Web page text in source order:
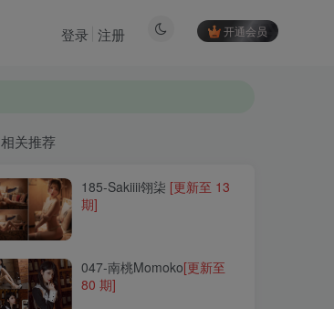
开通会员
登录 注册
209-芋圆侑子
相关推荐
185-Sakiiii翎柒 [更新至 13
期]
047-南桃Momoko[更新至
80 期]